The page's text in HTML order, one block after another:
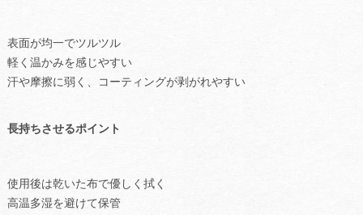
表面が均一でツルツル
軽く温かみを感じやすい
汗や摩擦に弱く、コーティングが剥がれやすい
長持ちさせるポイント
使用後は乾いた布で優しく拭く
高温多湿を避けて保管